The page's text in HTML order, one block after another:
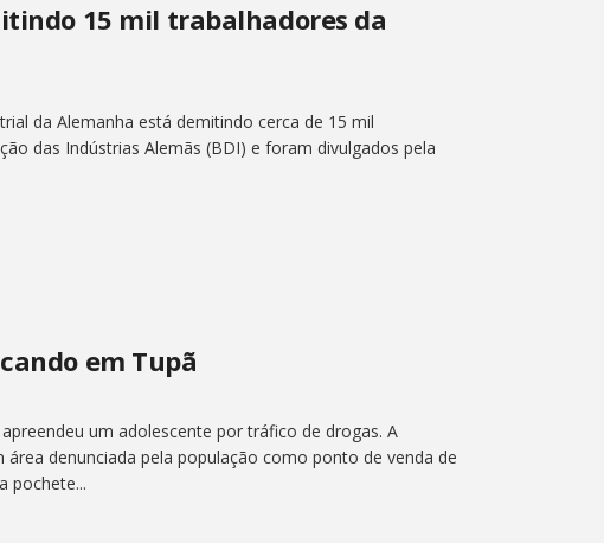
15 mil trabalhadores da
da Alemanha está demitindo cerca de 15 mil
das Indústrias Alemãs (BDI) e foram divulgados pela
em Tupã
um adolescente por tráfico de drogas. A
denunciada pela população como ponto de venda de
pochete...